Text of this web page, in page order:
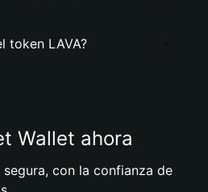
token LAVA?
Wallet ahora
con la confianza de